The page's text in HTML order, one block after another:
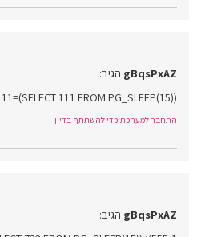
gBqsPxAZ הגיב:
111 FROM PG_SLEEP(15))–
התחבר למערכת כדי להשתתף בדיון
gBqsPxAZ הגיב: